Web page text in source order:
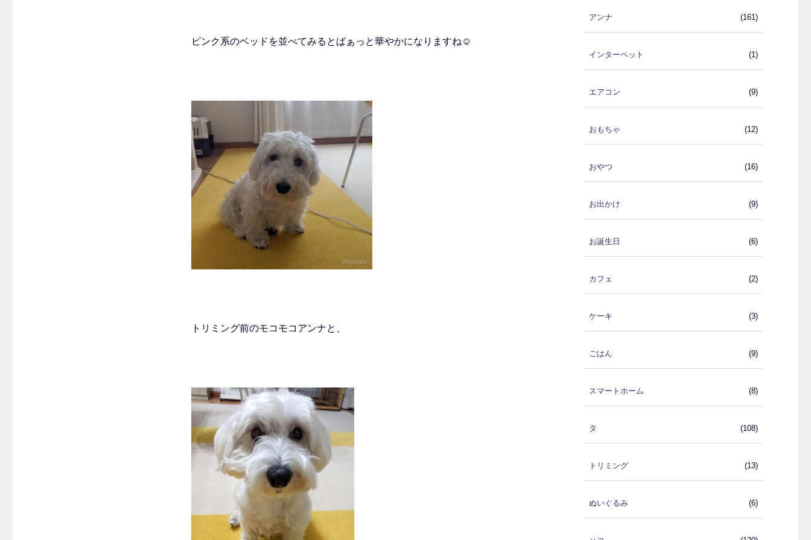
ピンク系のベッドを並べてみるとぱぁっと華やかになりますね☺
トリミング前のモコモコアンナと、
アンナ (161)
インターペット (1)
エアコン (9)
おもちゃ (12)
おやつ (16)
お出かけ (9)
お誕生日 (6)
カフェ (2)
ケーキ (3)
ごはん (9)
スマートホーム (8)
タ (108)
トリミング (13)
ぬいぐるみ (6)